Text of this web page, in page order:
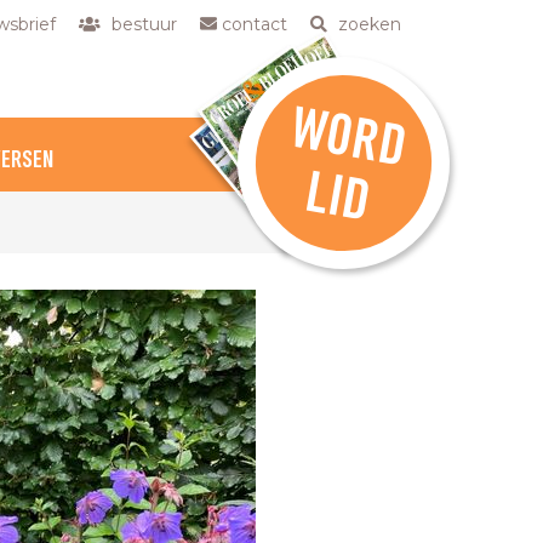
bestuur contact zoeken
W
O
R
D
L
ID